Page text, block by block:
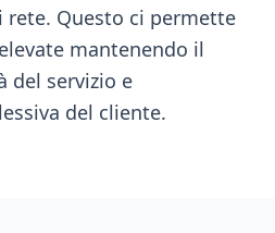
Questo ci permette
mantenendo il
del servizio e
del cliente.